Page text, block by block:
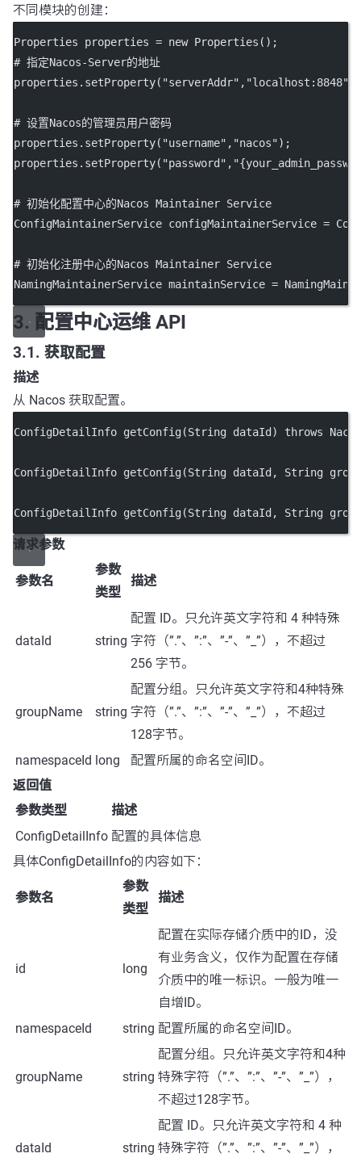
不同模块的创建：
Properties properties = new Properties ();
# 指定Nacos-Server的地址
properties. setProperty( "serverAddr" , "localhost:8848"
# 设置Nacos的管理员用户密码
properties. setProperty( "username" , "nacos");
properties. setProperty( "password" ,
# 初始化配置中心的Nacos Maintainer Service
ConfigMaintainerService configMaintainerService =
# 初始化注册中心的Nacos Maintainer Service
NamingMaintainerService maintainService =
3. 配置中心运维 API
3.1. 获取配置
描述
从 Nacos 获取配置。
ConfigDetailInfo getConfig(String dataId) throws
ConfigDetailInfo getConfig(String dataId, String
ConfigDetailInfo getConfig(String dataId, String
请求参数
参数名
参数
类型
描述
dataId string
配置 ID。只允许英文字符和 4 种特殊
字符（”.”、”:”、”-”、”_”），不超过
256 字节。
groupName string
配置分组。只允许英文字符和4种特殊
字符（”.”、”:”、”-”、”_”），不超过
128字节。
namespaceId long
配置所属的命名空间ID。
返回值
参数类型
描述
ConfigDetailInfo 配置的具体信息
具体ConfigDetailInfo的内容如下：
参数名
参数
类型
描述
id long
配置在实际存储介质中的ID，没
有业务含义，仅作为配置在存储
介质中的唯一标识。一般为唯一
自增ID。
namespaceId
string 配置所属的命名空间ID。
groupName string
配置分组。只允许英文字符和4种
特殊字符（”.”、”:”、”-”、”_”），
不超过128字节。
dataId string
配置 ID。只允许英文字符和 4 种
特殊字符（”.”、”:”、”-”、”_”），